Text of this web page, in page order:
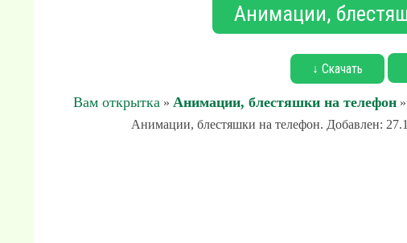
Анимации,
↓ Скачать
Вам открытка » Анимации, блестяшки на телефон
Анимации, блестяшки на телефон. Добавлен: